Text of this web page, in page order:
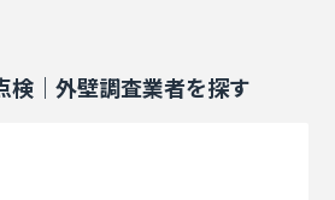
検｜外壁調査業者を探す